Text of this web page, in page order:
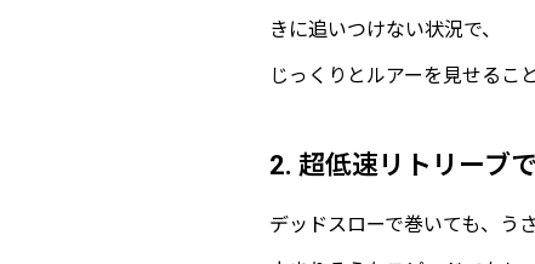
きに追いつけない状況で、
じっくりとルアーを見せるこ
2. 超低速リトリーブ
デッドスローで巻いても、う